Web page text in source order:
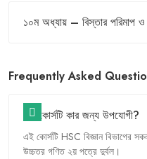
১০ম অধ্যায় – বিস্তার পরিমাপ
Frequently Asked
এই কোর্সটি কার জন্য উপযোগী?
এই কোর্সটি HSC বিজ্ঞান বিভাগের
উচ্চতর গণিত ২য় পত্রে দুর্বল।